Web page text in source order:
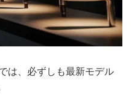
は、必ずしも最新モデル